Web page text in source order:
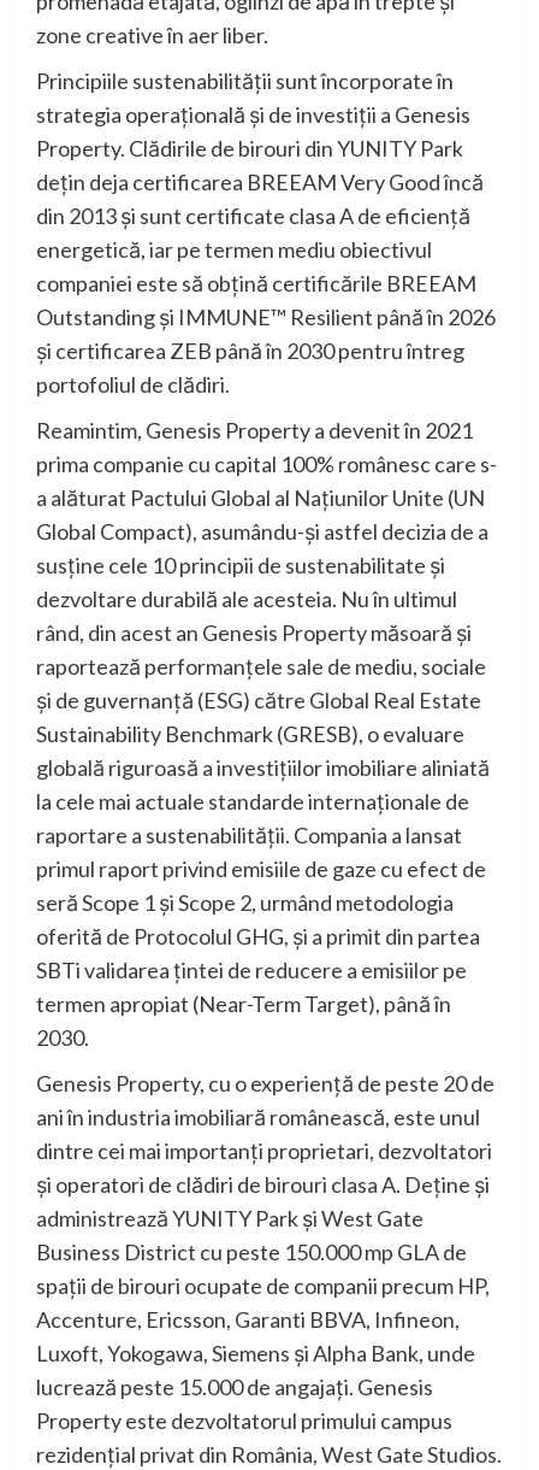
zone creative în aer liber.
Principiile sustenabilității sunt încorporate în
strategia operațională și de investiții a Genesis
Property. Clădirile de birouri din YUNITY Park
dețin deja certificarea BREEAM Very Good încă
din 2013 și sunt certificate clasa A de eficiență
energetică, iar pe termen mediu obiectivul
companiei este să obțină certificările BREEAM
Outstanding și IMMUNE™ Resilient până în 2026
și certificarea ZEB până în 2030 pentru întreg
portofoliul de clădiri.
Reamintim, Genesis Property a devenit în 2021
prima companie cu capital 100% românesc care s-
a alăturat Pactului Global al Națiunilor Unite (UN
Global Compact), asumându-și astfel decizia de a
susține cele 10 principii de sustenabilitate și
dezvoltare durabilă ale acesteia. Nu în ultimul
rând, din acest an Genesis Property măsoară și
raportează performanțele sale de mediu, sociale
și de guvernanță (ESG) către Global Real Estate
Sustainability Benchmark (GRESB), o evaluare
globală riguroasă a investițiilor imobiliare aliniată
la cele mai actuale standarde internaționale de
raportare a sustenabilității. Compania a lansat
primul raport privind emisiile de gaze cu efect de
seră Scope 1 și Scope 2, urmând metodologia
oferită de Protocolul GHG, și a primit din partea
SBTi validarea țintei de reducere a emisiilor pe
termen apropiat (Near-Term Target), până în
2030.
Genesis Property, cu o experiență de peste 20 de
ani în industria imobiliară românească, este unul
dintre cei mai importanți proprietari, dezvoltatori
și operatori de clădiri de birouri clasa A. Deține și
administrează YUNITY Park și West Gate
Business District cu peste 150.000 mp GLA de
spații de birouri ocupate de companii precum HP,
Accenture, Ericsson, Garanti BBVA, Infineon,
Luxoft, Yokogawa, Siemens și Alpha Bank, unde
lucrează peste 15.000 de angajați. Genesis
Property este dezvoltatorul primului campus
rezidențial privat din România, West Gate Studios.